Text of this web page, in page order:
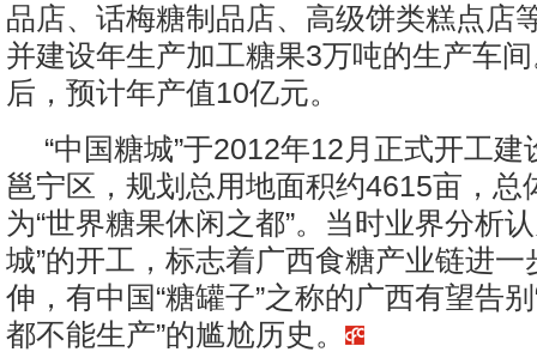
品店、话梅糖制品店、高级饼类糕点店
并建设年生产加工糖果3万吨的生产车
后，预计年产值10亿元。
“中国糖城”于2012年12月正式开工
邕宁区，规划总用地面积约4615亩，总
为“世界糖果休闲之都”。当时业界分析
城”的开工，标志着广西食糖产业链进
伸，有中国“糖罐子”之称的广西有望告
都不能生产”的尴尬历史。